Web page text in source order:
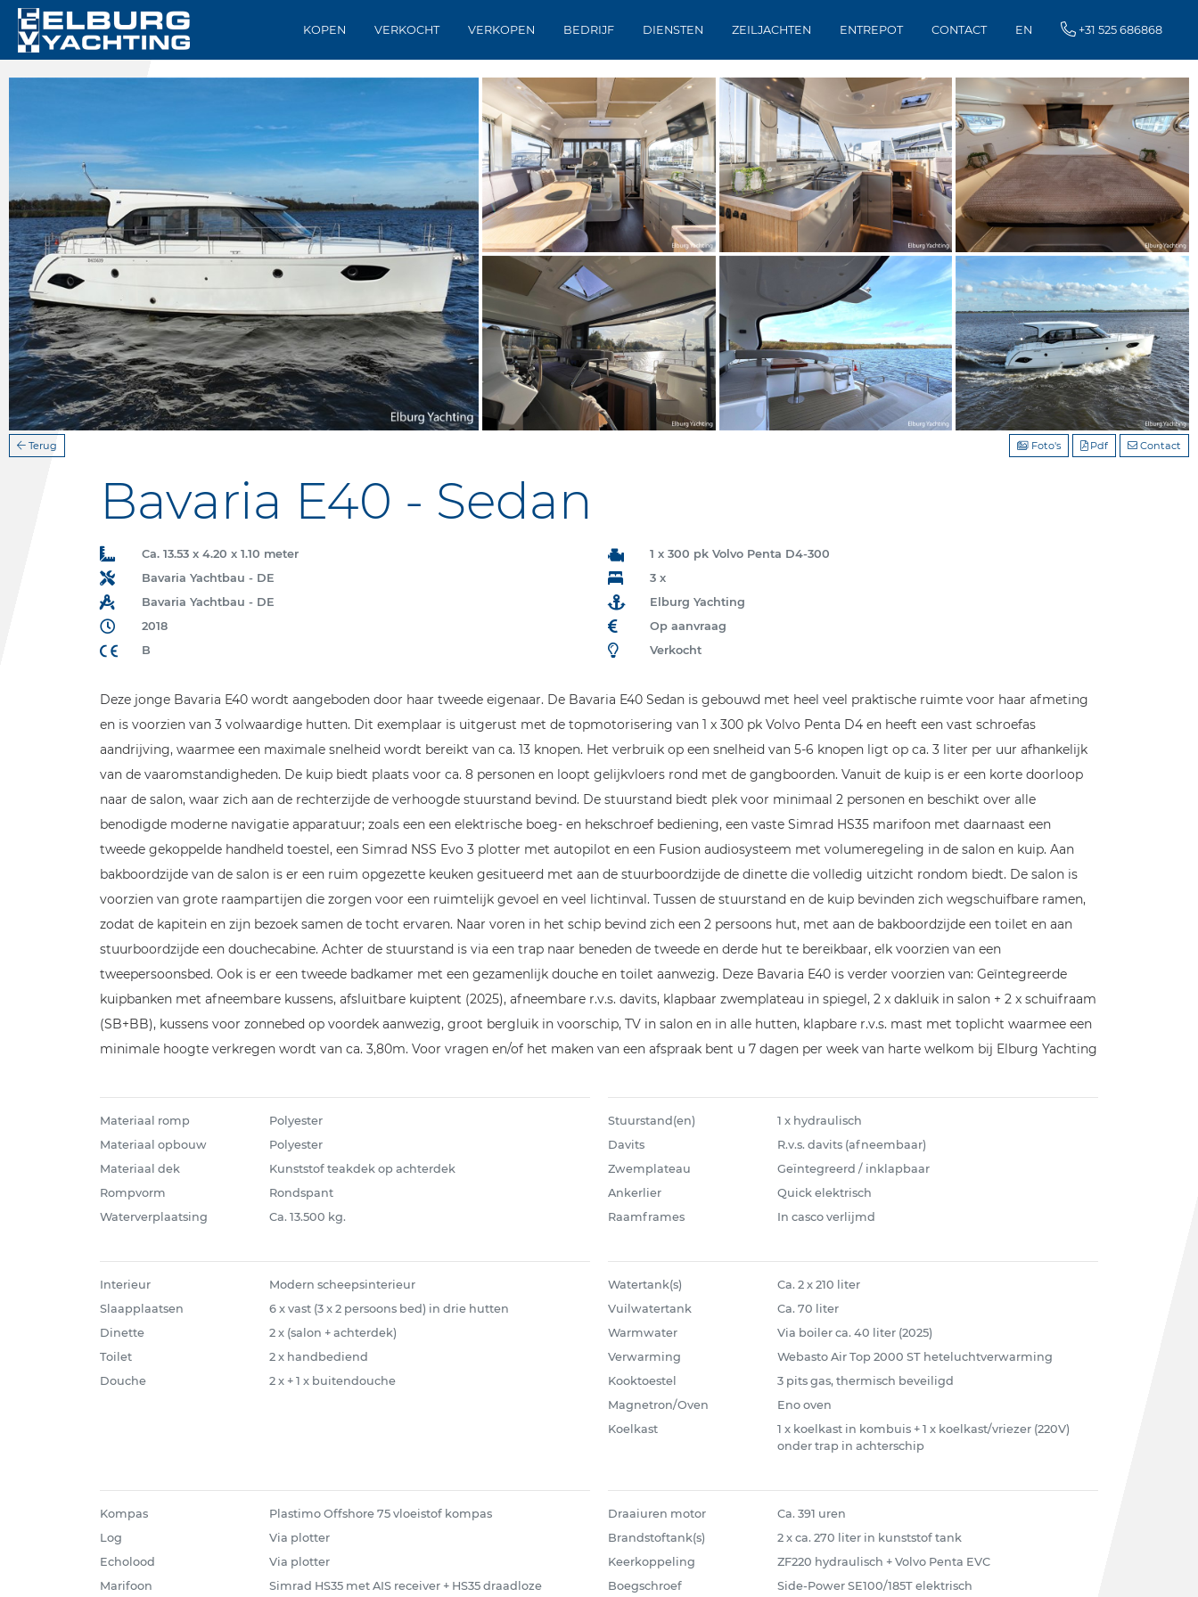
KOPEN VERKOCHT VERKOPEN BEDRIJF DIENSTEN ZEILJACHTEN ENTREPOT CONTACT EN +31 525 686868
Terug Contact
Pdf
Foto's
Bavaria E40 - Sedan
Ca. 13.53 x 4.20 x 1.10 meter
Bavaria Yachtbau - DE
Bavaria Yachtbau - DE
2018
B
1 x 300 pk Volvo Penta D4-300
3 x
Elburg Yachting
Op aanvraag
Verkocht
Deze jonge Bavaria E40 wordt aangeboden door haar tweede eigenaar. De Bavaria E40 Sedan is gebouwd met heel veel praktische ruimte voor haar afmeting
en is voorzien van 3 volwaardige hutten. Dit exemplaar is uitgerust met de topmotorisering van 1 x 300 pk Volvo Penta D4 en heeft een vast schroefas
aandrijving, waarmee een maximale snelheid wordt bereikt van ca. 13 knopen. Het verbruik op een snelheid van 5-6 knopen ligt op ca. 3 liter per uur afhankelijk
van de vaaromstandigheden. De kuip biedt plaats voor ca. 8 personen en loopt gelijkvloers rond met de gangboorden. Vanuit de kuip is er een korte doorloop
naar de salon, waar zich aan de rechterzijde de verhoogde stuurstand bevind. De stuurstand biedt plek voor minimaal 2 personen en beschikt over alle
benodigde moderne navigatie apparatuur; zoals een een elektrische boeg- en hekschroef bediening, een vaste Simrad HS35 marifoon met daarnaast een
tweede gekoppelde handheld toestel, een Simrad NSS Evo 3 plotter met autopilot en een Fusion audiosysteem met volumeregeling in de salon en kuip. Aan
bakboordzijde van de salon is er een ruim opgezette keuken gesitueerd met aan de stuurboordzijde de dinette die volledig uitzicht rondom biedt. De salon is
voorzien van grote raampartijen die zorgen voor een ruimtelijk gevoel en veel lichtinval. Tussen de stuurstand en de kuip bevinden zich wegschuifbare ramen,
zodat de kapitein en zijn bezoek samen de tocht ervaren. Naar voren in het schip bevind zich een 2 persoons hut, met aan de bakboordzijde een toilet en aan
stuurboordzijde een douchecabine. Achter de stuurstand is via een trap naar beneden de tweede en derde hut te bereikbaar, elk voorzien van een
tweepersoonsbed. Ook is er een tweede badkamer met een gezamenlijk douche en toilet aanwezig. Deze Bavaria E40 is verder voorzien van: Geïntegreerde
kuipbanken met afneembare kussens, afsluitbare kuiptent (2025), afneembare r.v.s. davits, klapbaar zwemplateau in spiegel, 2 x dakluik in salon + 2 x schuifraam
(SB+BB), kussens voor zonnebed op voordek aanwezig, groot bergluik in voorschip, TV in salon en in alle hutten, klapbare r.v.s. mast met toplicht waarmee een
minimale hoogte verkregen wordt van ca. 3,80m. Voor vragen en/of het maken van een afspraak bent u 7 dagen per week van harte welkom bij Elburg Yachting
Materiaal romp
Polyester
Materiaal opbouw
Polyester
Materiaal dek
Kunststof teakdek op achterdek
Rompvorm
Rondspant
Waterverplaatsing
Ca. 13.500 kg.
Stuurstand(en)
1 x hydraulisch
Davits
R.v.s. davits (afneembaar)
Zwemplateau
Geïntegreerd / inklapbaar
Ankerlier
Quick elektrisch
Raamframes
In casco verlijmd
Interieur
Modern scheepsinterieur
Slaapplaatsen
6 x vast (3 x 2 persoons bed) in drie hutten
Dinette
2 x (salon + achterdek)
Toilet
2 x handbediend
Douche
2 x + 1 x buitendouche
Watertank(s)
Ca. 2 x 210 liter
Vuilwatertank
Ca. 70 liter
Warmwater
Via boiler ca. 40 liter (2025)
Verwarming
Webasto Air Top 2000 ST heteluchtverwarming
Kooktoestel
3 pits gas, thermisch beveiligd
Magnetron/Oven
Eno oven
Koelkast
1 x koelkast in kombuis + 1 x koelkast/vriezer (220V)
onder trap in achterschip
Kompas
Plastimo Offshore 75 vloeistof kompas
Log
Via plotter
Echolood
Via plotter
Marifoon
Simrad HS35 met AIS receiver + HS35 draadloze
Draaiuren motor
Ca. 391 uren
Brandstoftank(s)
2 x ca. 270 liter in kunststof tank
Keerkoppeling
ZF220 hydraulisch + Volvo Penta EVC
Boegschroef
Side-Power SE100/185T elektrisch